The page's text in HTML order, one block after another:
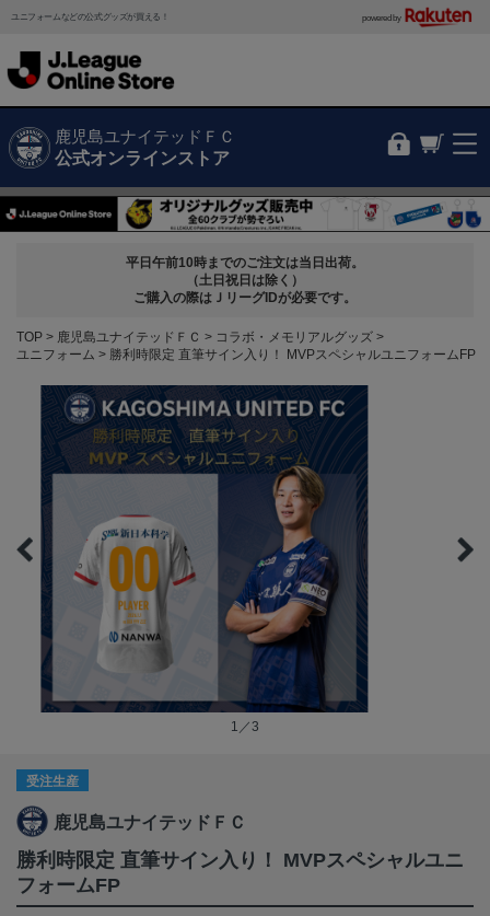
ユニフォームなどの公式グッズが買える！ powered by
鹿児島ユナイテッドＦＣ
公式オンラインストア
平日午前10時までのご注文は当日出荷。
（土日祝日は除く）
ご購入の際はＪリーグIDが必要です。
TOP 鹿児島ユナイテッドＦＣ
コラボ・メモリアルグッズ
ユニフォーム
勝利時限定 直筆サイン入り！ MVPスペシャルユニフォームFP
1／3
受注生産
鹿児島ユナイテッドＦＣ
勝利時限定 直筆サイン入り！ MVPスペシャルユニ
フォームFP